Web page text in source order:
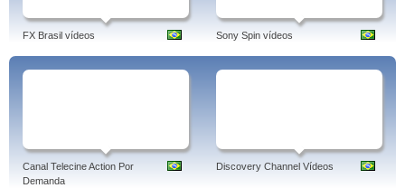
FX Brasil vídeos Sony Spin vídeos
Canal Telecine Action Por
Demanda
Discovery Channel Vídeos